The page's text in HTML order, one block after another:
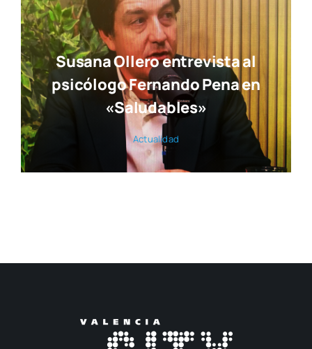
Susana Ollero entrevista al
psicólogo Fernando Pena en
«Saludables»
Actua­li­dad